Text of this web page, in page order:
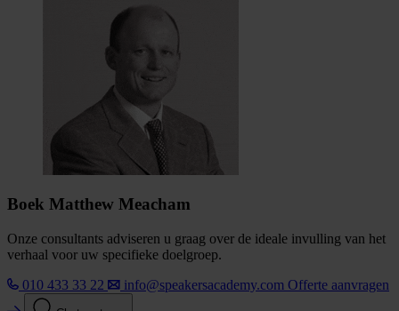
Boek Matthew Meacham
Onze consultants adviseren u graag over de ideale invulling van het
verhaal voor uw specifieke doelgroep.
010 433 33 22
info@speakersacademy.com Offerte aanvragen